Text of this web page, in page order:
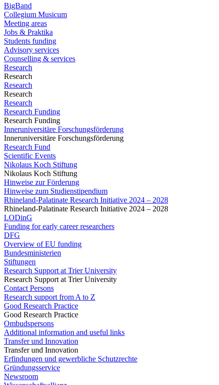
BigBand
Collegium Musicum
Meeting areas
Jobs & Praktika
Students funding
Advisory services
Counselling & services
Research
Research
Research
Research
Research
Research Funding
Research Funding
Inneruniversitäre Forschungsförderung
Inneruniversitäre Forschungsförderung
Research Fund
Scientific Events
Nikolaus Koch Stiftung
Nikolaus Koch Stiftung
Hinweise zur Förderung
Hinweise zum Studienstipendium
Rhineland-Palatinate Research Initiative 2024 – 2028
Rhineland-Palatinate Research Initiative 2024 – 2028
LODinG
Funding for early career researchers
DFG
Overview of EU funding
Bundesministerien
Stiftungen
Research Support at Trier University
Research Support at Trier University
Contact Persons
Research support from A to Z
Good Research Practice
Good Research Practice
Ombudspersons
Additional information and useful links
Transfer und Innovation
Transfer und Innovation
Erfindungen und gewerbliche Schutzrechte
Gründungsservice
Newsroom